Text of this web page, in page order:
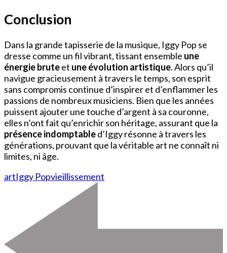
Conclusion
Dans la grande tapisserie de la musique, Iggy Pop se
dresse comme un fil vibrant, tissant ensemble une
énergie bruteet une évolution artistique. Alors qu’il
navigue gracieusement à travers le temps, son esprit
sans compromis continue d’inspirer et d’enflammer les
passions de nombreux musiciens. Bien que les années
puissent ajouter une touche d’argent à sa couronne,
elles n’ont fait qu’enrichir son héritage, assurant que la
présence indomptabled’Iggy résonne à travers les
générations, prouvant que la véritable art ne connaît ni
limites, ni âge.
artIggy Popvieillissement